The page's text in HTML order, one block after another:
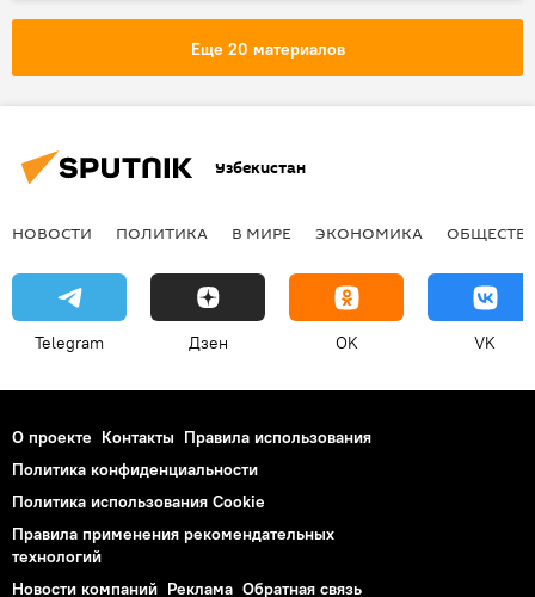
Еще 20 материалов
Узбекистан
НОВОСТИ ПОЛИТИКА В МИРЕ ЭКОНОМИКА
Telegram Дзен OK VK
О проекте Контакты Правила использования
Политика конфиденциальности
Политика использования Cookie
Правила применения рекомендательных
технологий
Новости компаний Реклама Обратная связь